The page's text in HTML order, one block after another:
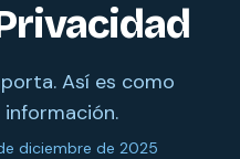
Así es como
diciembre de 2025